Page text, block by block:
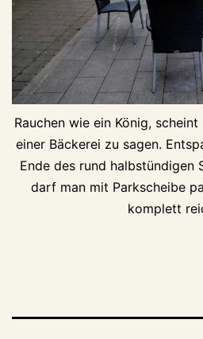
Rauchen wie ein König,
einer Bäckerei zu sagen.
Ende des rund halbstündigen
darf man mit Parkscheibe
komplett